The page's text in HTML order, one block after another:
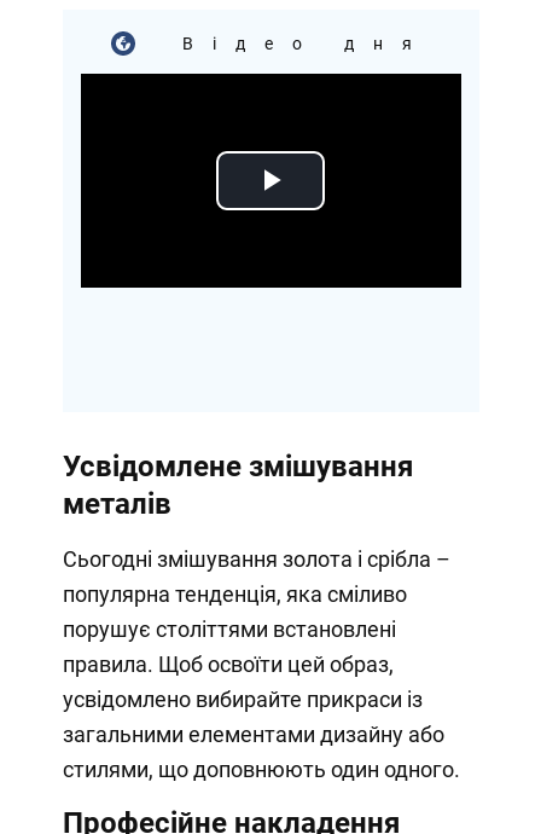
Відео дня
Play
Усвідомлене змішування
металів
Сьогодні змішування золота і срібла –
популярна тенденція, яка сміливо
порушує століттями встановлені
правила. Щоб освоїти цей образ,
усвідомлено вибирайте прикраси із
загальними елементами дизайну або
стилями, що доповнюють один одного.
Професійне накладення